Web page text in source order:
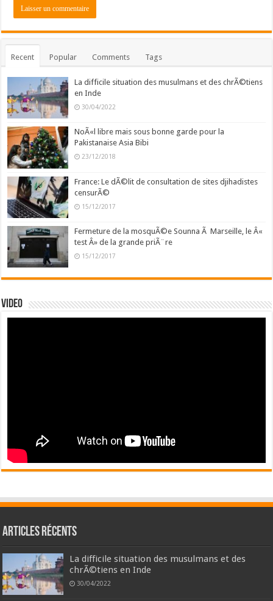
Recent Popular Comments Tags
La difficile situation des musulmans et des chrÃ©tiens
en Inde
30/04/2022
NoÃ«l libre mais sous bonne garde pour la
Pakistanaise Asia Bibi
23/12/2018
France: Le dÃ©lit de consultation de sites djihadistes
censurÃ©
15/12/2017
Fermeture de la mosquÃ©e Sounna Ã Marseille, le Â«
test Â» de la grande priÃ¨re
15/12/2017
Video
Articles récents
La difficile situation des musulmans et des
chrÃ©tiens en Inde
30/04/2022